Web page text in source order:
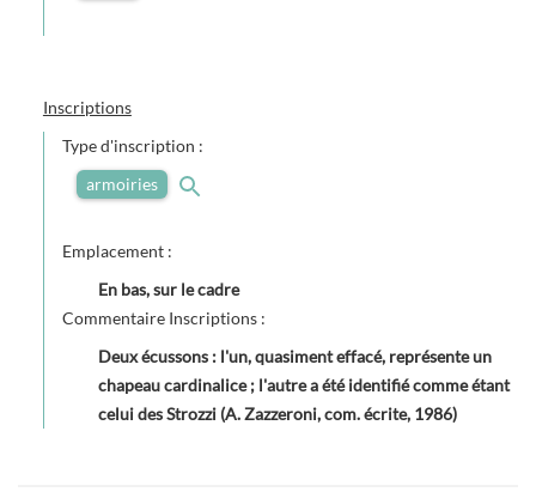
Inscriptions
Type d'inscription :
armoiries
Emplacement :
En bas, sur le cadre
Commentaire Inscriptions :
Deux écussons : l'un, quasiment effacé, représente un
chapeau cardinalice ; l'autre a été identifié comme étant
celui des Strozzi (A. Zazzeroni, com. écrite, 1986)